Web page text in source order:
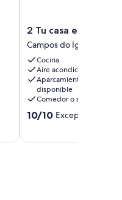
2
Tu
casa
en
Foz-
Super
Host
do
2 Tu casa en Foz-
Campos do Iguaçu
Cocina
Aire acondicionado
Aparcamiento
disponible
Comedor o salón
10.0
10/10 Excepcional